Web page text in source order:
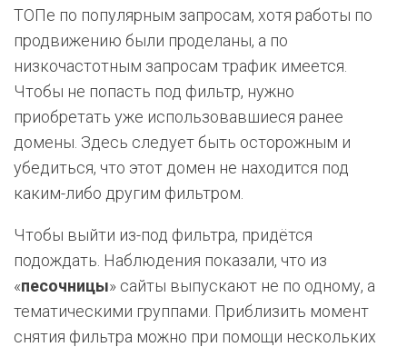
ТОПе по популярным запросам, хотя работы по
продвижению были проделаны, а по
низкочастотным запросам трафик имеется.
Чтобы не попасть под фильтр, нужно
приобретать уже использовавшиеся ранее
домены. Здесь следует быть осторожным и
убедиться, что этот домен не находится под
каким-либо другим фильтром.
Чтобы выйти из-под фильтра, придётся
подождать. Наблюдения показали, что из
«песочницы» сайты выпускают не по одному, а
тематическими группами. Приблизить момент
снятия фильтра можно при помощи нескольких